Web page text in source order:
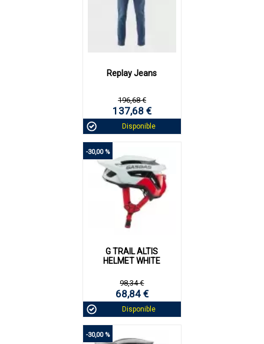
Replay Jeans
196,68 €
137,68 €
Disponible
-30,00 %
G TRAIL ALTIS
HELMET WHITE
98,34 €
68,84 €
Disponible
-30,00 %